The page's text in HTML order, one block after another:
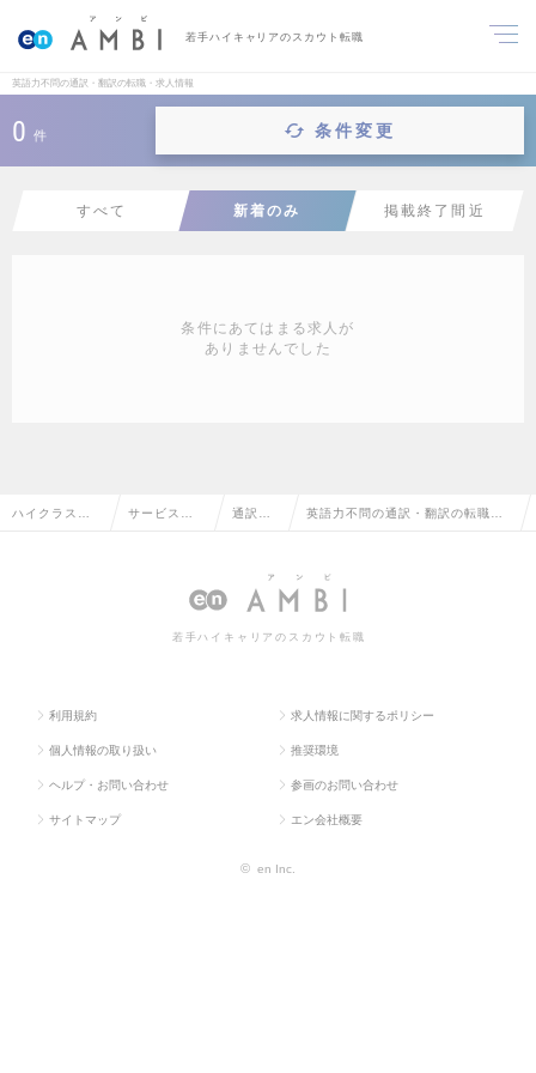
若手ハイキャリアのスカウト転職
英語力不問の通訳・翻訳の転職・求人情報
0 件 条件変更
すべて 新着のみ 掲載終了間近
条件にあてはまる求人が
ありませんでした
ハイクラス求 サービス・ 通訳・ 英語力不問の通訳・翻訳の転職・
若手ハイキャリアのスカウト転職
利用規約 求人情報に関するポリシー
個人情報の取り扱い 推奨環境
ヘルプ・お問い合わせ 参画のお問い合わせ
サイトマップ エン会社概要
© en Inc.